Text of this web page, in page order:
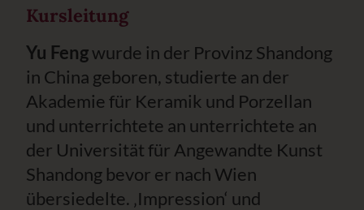
Kursleitung
Yu Fengwurde in der Provinz Shandong
in China geboren, studierte an der
Akademie für Keramik und Porzellan
und unterrichtete an unterrichtete an
der Universität für Angewandte Kunst
Shandong bevor er nach Wien
übersiedelte. ‚Impression‘ und